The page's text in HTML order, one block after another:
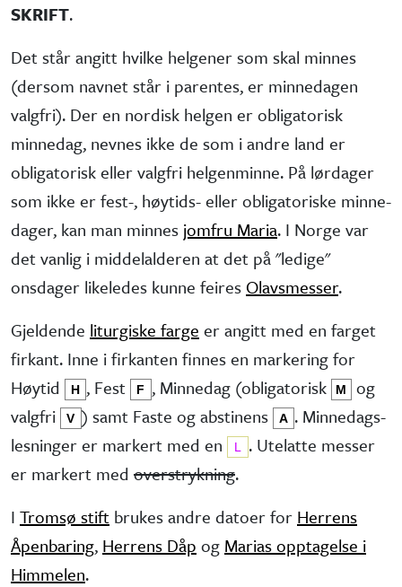
SKRIFT.
Det står angitt hvilke helgener som skal minnes
(dersom navnet står i parentes, er minne­dagen
valgfri). Der en nordisk helgen er obliga­torisk
minne­dag, nevnes ikke de som i andre land er
obliga­torisk eller valgfri helgen­minne. På lørdager
som ikke er fest-, høytids- eller obliga­toriske minne­
dager, kan man minnes jomfru Maria. I Norge var
det vanlig i middel­alderen at det på "ledige"
onsdager like­ledes kunne feires Olavsmesser.
Gjeldende liturgiske farge er angitt med en farget
firkant. Inne i firkanten finnes en markering for
Høytid
H , Fest F , Minne­dag (obliga­torisk M
og
valg­fri
V ) samt Faste og abstinens A . Minnedags­
lesninger er markert med en
L
. Utelatte messer
er markert med overstrykning.
I Tromsø stift brukes andre datoer for Herrens
Åpenbaring, Herrens Dåp og Marias opptagelse i
Himmelen.